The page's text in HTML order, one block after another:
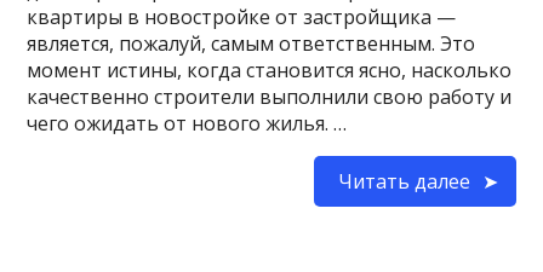
квартиры в новостройке от застройщика —
является, пожалуй, самым ответственным. Это
момент истины, когда становится ясно, насколько
качественно строители выполнили свою работу и
чего ожидать от нового жилья. …
Читать далее